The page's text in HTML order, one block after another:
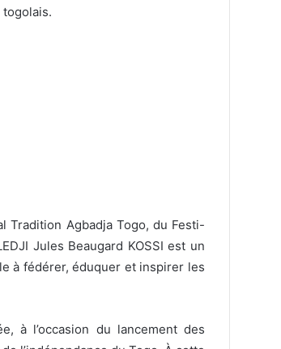
Tradition Agbadja Togo, du Festi-
Jules Beaugard KOSSI est un
à fédérer, éduquer et inspirer les
à l’occasion du lancement des